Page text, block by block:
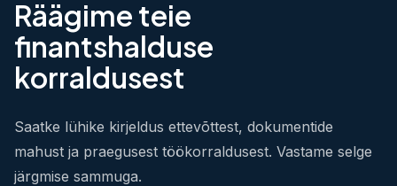
Räägime teie
finantshalduse
korraldusest
Saatke lühike kirjeldus ettevõttest, dokumentide
mahust ja praegusest töökorraldusest. Vastame selge
järgmise sammuga.